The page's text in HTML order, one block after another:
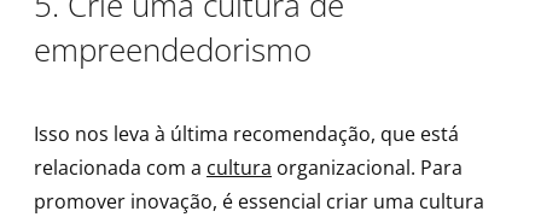
empreendedorismo
Isso nos leva à última recomendação, que está
relacionada com a cultura organizacional. Para
promover inovação, é essencial criar uma cultura